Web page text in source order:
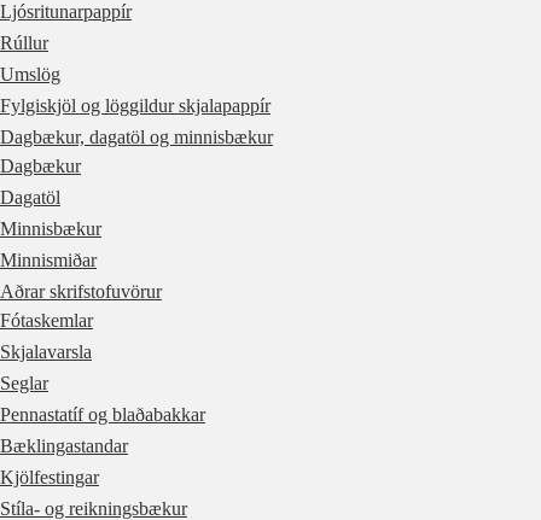
Ljósritunarpappír
Rúllur
Umslög
Fylgiskjöl og löggildur skjalapappír
Dagbækur, dagatöl og minnisbækur
Dagbækur
Dagatöl
Minnisbækur
Minnismiðar
Aðrar skrifstofuvörur
Fótaskemlar
Skjalavarsla
Seglar
Pennastatíf og blaðabakkar
Bæklingastandar
Kjölfestingar
Stíla- og reikningsbækur